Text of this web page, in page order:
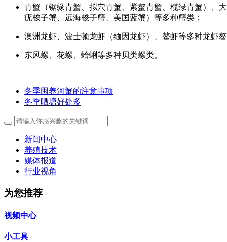
青蟹（锯缘青蟹、拟穴青蟹、紫螯青蟹、榄绿青蟹）、
疣梭子蟹、远海梭子蟹、美国蓝蟹）等多种蟹类；
澳洲龙虾、波士顿龙虾（缅因龙虾）、鳌虾等多种龙虾
东风螺、花螺、蛤蜊等多种贝类螺类。
冬季囤养河蟹的注意事项
冬季晒塘好处多
新闻中心
养殖技术
媒体报道
行业视角
为您推荐
视频中心
小工具